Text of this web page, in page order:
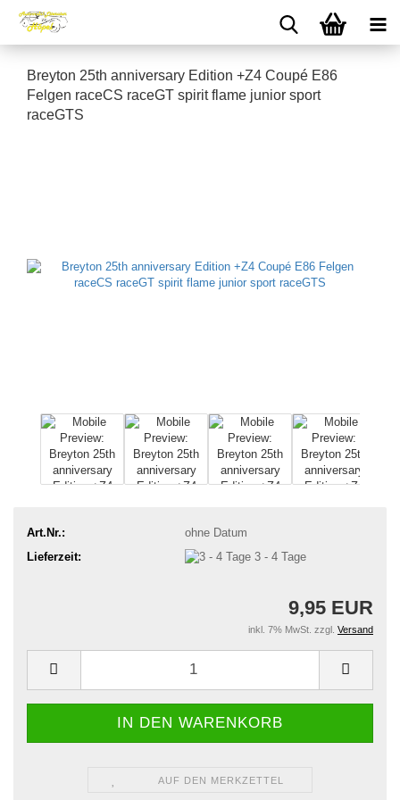
Breyton 25th anniversary Edition +Z4 Coupé E86
Felgen raceCS raceGT spirit flame junior sport
raceGTS
Art.Nr.:
ohne Datum
Lieferzeit:
3 - 4 Tage
9,95 EUR
inkl. 7% MwSt. zzgl. Versand
AUF DEN MERKZETTEL